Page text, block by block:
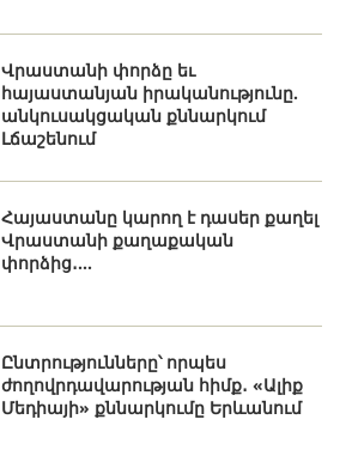
Վրաստանի փորձը եւ
հայաստանյան իրականությունը.
անկուսակցական քննարկում
Լճաշենում
Հայաստանը կարող է դասեր քաղել
Վրաստանի քաղաքական
փորձից․...
Ընտրությունները՝ որպես
ժողովրդավարության հիմք․ «Ալիք
Մեդիայի» քննարկումը Երևանում